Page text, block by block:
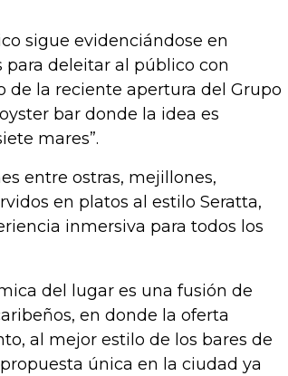
sigue evidenciándose en
para deleitar al público con
de la reciente apertura del Grupo
bar donde la idea es
mares”.
entre ostras, mejillones,
en platos al estilo Seratta,
inmersiva para todos los
del lugar es una fusión de
en donde la oferta
al mejor estilo de los bares de
única en la ciudad ya